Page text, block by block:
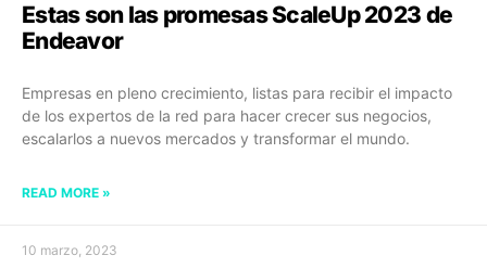
Estas son las promesas ScaleUp 2023 de
Endeavor
Empresas en pleno crecimiento, listas para recibir el impacto
de los expertos de la red para hacer crecer sus negocios,
escalarlos a nuevos mercados y transformar el mundo.
READ MORE »
10 marzo, 2023